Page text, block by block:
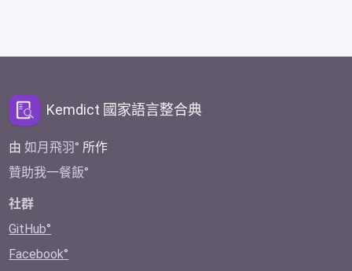
Kemdict 國家語言整合典
由如月飛羽 所作
贊助我一餐飯
社群
GitHub
Facebook